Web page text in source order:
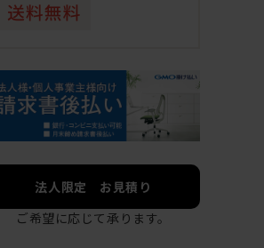
法人限定 お見積り
ご希望に応じて承ります。